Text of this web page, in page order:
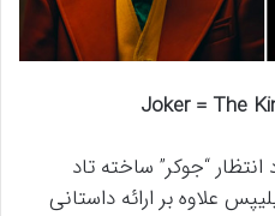
Joker = The
انتظار “جوکر” ساخته تاد
علاوه بر ارائه داستانی